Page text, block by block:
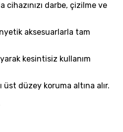
cihazınızı darbe, çizilme ve
aksesuarlarla tam
kesintisiz kullanım
düzey koruma altına alır.